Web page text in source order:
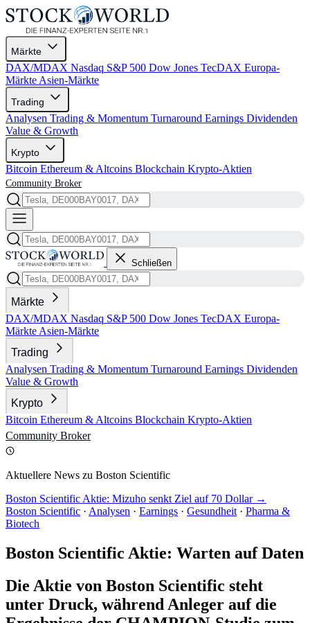
Märkte
DAX/MDAX Nasdaq S&P 500 Dow Jones TecDAX Europa-
Märkte Asien-Märkte
Trading
Analysen Trading & Momentum Turnaround Earnings Dividenden
Value & Growth
Krypto
Bitcoin Ethereum & Altcoins Blockchain Krypto-Aktien
Community Broker
Schließen
Märkte
DAX/MDAX Nasdaq S&P 500 Dow Jones TecDAX Europa-
Märkte Asien-Märkte
Trading
Analysen Trading & Momentum Turnaround Earnings Dividenden
Value & Growth
Krypto
Bitcoin Ethereum & Altcoins Blockchain Krypto-Aktien
Community Broker
Aktuellere News zu Boston Scientific
Boston Scientific Aktie: Mizuho senkt Ziel auf 70 Dollar →
Boston Scientific · Analysen · Earnings · Gesundheit · Pharma &
Biotech
Boston Scientific Aktie: Warten auf Daten
Die Aktie von Boston Scientific steht
unter Druck, während Anleger auf die